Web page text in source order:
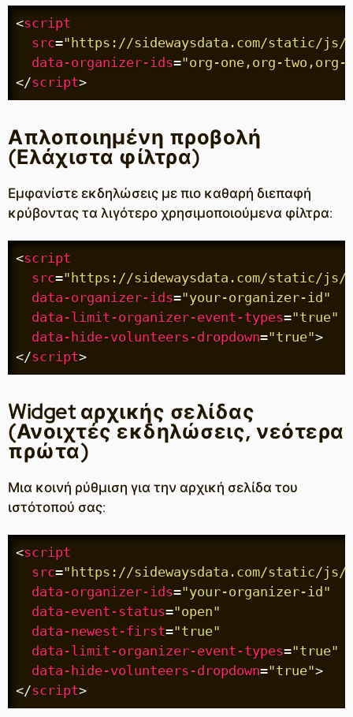
<script
src="https://sidewaysdata.com/static/js/
data-organizer-ids="org-one,org-two,org-
</script>
Απλοποιημένη προβολή
(Ελάχιστα φίλτρα)
Εμφανίστε εκδηλώσεις με πιο καθαρή διεπαφή
κρύβοντας τα λιγότερο χρησιμοποιούμενα φίλτρα:
<script
src="https://sidewaysdata.com/static/js/
data-organizer-ids="your-organizer-id"
data-limit-organizer-event-types="true"
data-hide-volunteers-dropdown="true">
</script>
Widget αρχικής σελίδας
(Ανοιχτές εκδηλώσεις, νεότερα
πρώτα)
Μια κοινή ρύθμιση για την αρχική σελίδα του
ιστότοπού σας:
<script
src="https://sidewaysdata.com/static/js/
data-organizer-ids="your-organizer-id"
data-event-status="open"
data-newest-first="true"
data-limit-organizer-event-types="true"
data-hide-volunteers-dropdown="true">
</script>